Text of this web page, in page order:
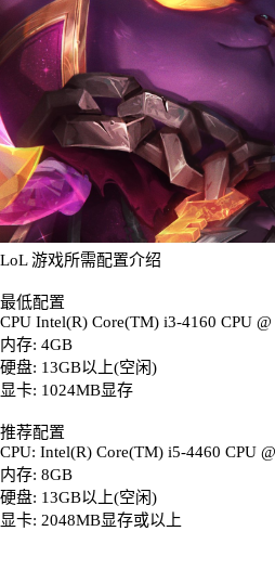
LoL 游戏所需配置介绍
最低配置
CPU Intel(R) Core(TM) i3-4160 CPU
内存: 4GB
硬盘: 13GB以上(空闲)
显卡: 1024MB显存
推荐配置
CPU: Intel(R) Core(TM) i5-4460 CPU
内存: 8GB
硬盘: 13GB以上(空闲)
显卡: 2048MB显存或以上